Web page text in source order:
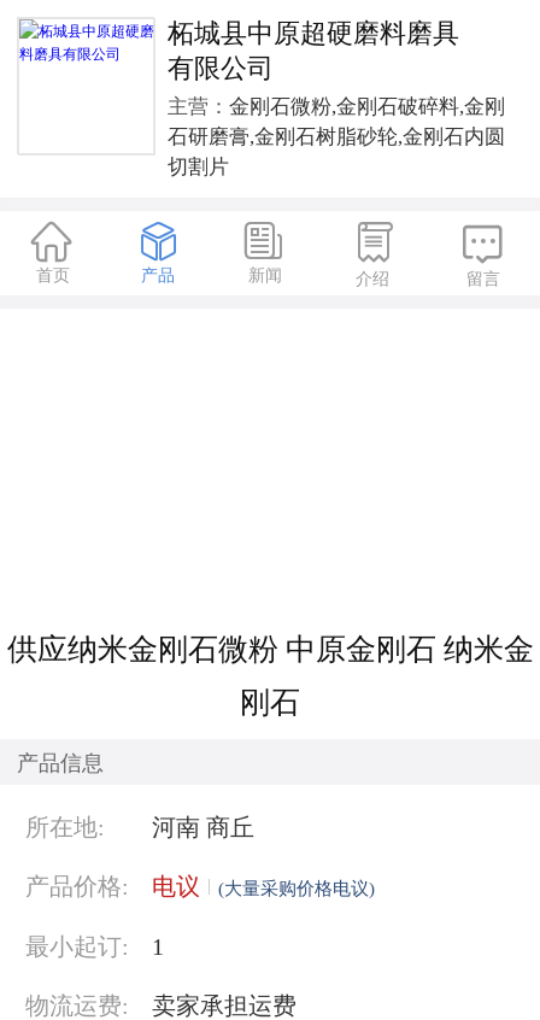
柘城县中原超硬磨料磨具
有限公司
主营： 金刚石微粉,金刚石破碎料,金刚
石研磨膏,金刚石树脂砂轮,金刚石内圆
切割片

首页

产品

新闻

介绍

留言
供应纳米金刚石微粉 中原金刚石 纳米金
刚石
产品信息
所在地: 河南 商丘
产品价格: 电议 (大量采购价格电议)
最小起订: 1
物流运费: 卖家承担运费